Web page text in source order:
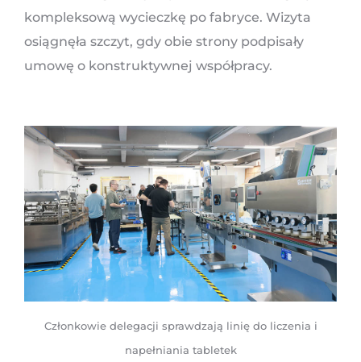
kompleksową wycieczkę po fabryce. Wizyta
osiągnęła szczyt, gdy obie strony podpisały
umowę o konstruktywnej współpracy.
Członkowie delegacji sprawdzają linię do liczenia i
napełniania tabletek